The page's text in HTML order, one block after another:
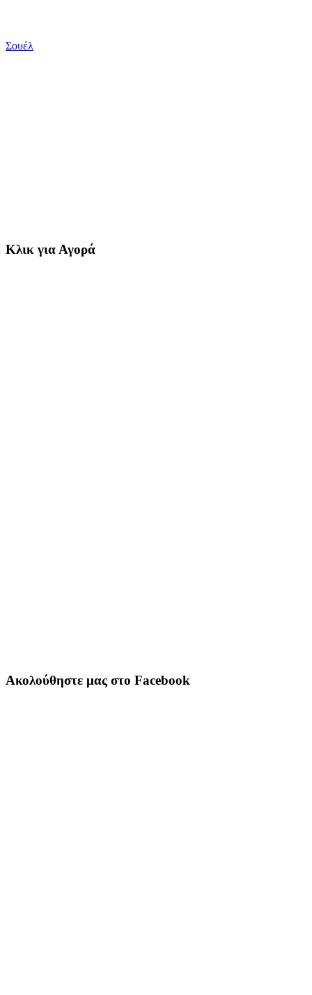
Σουέλ
Κλικ για Αγορά
Ακολούθηστε μας στο Facebook